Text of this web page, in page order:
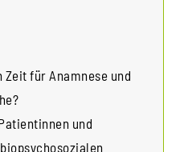
Zeit für Anamnese und
und